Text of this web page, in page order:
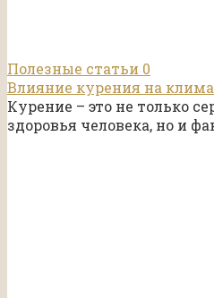
Полезные статьи 0
Влияние курения на
Курение – это не только
здоровья человека, но и